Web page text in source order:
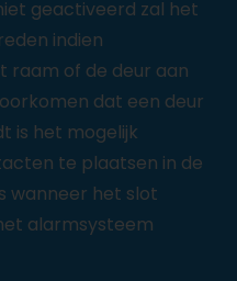
geactiveerd zal het
indien
raam of de deur aan
dat een deur
is het mogelijk
te plaatsen in de
wanneer het slot
alarmsysteem